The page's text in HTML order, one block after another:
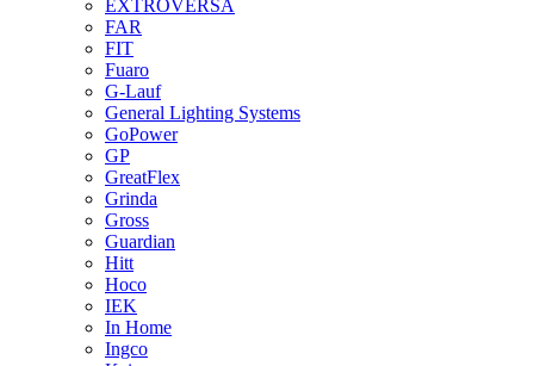
EXTROVERSA
FAR
FIT
Fuaro
G-Lauf
General Lighting Systems
GoPower
GP
GreatFlex
Grinda
Gross
Guardian
Hitt
Hoco
IEK
In Home
Ingco